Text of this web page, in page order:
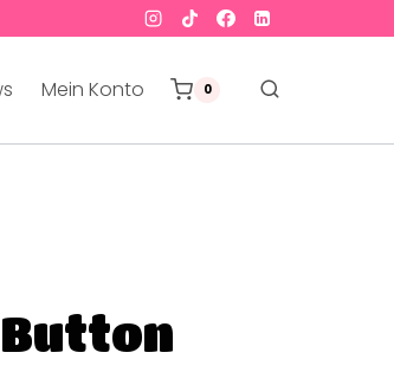
Mein Konto 0